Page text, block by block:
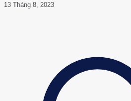
13 Tháng 8, 2023